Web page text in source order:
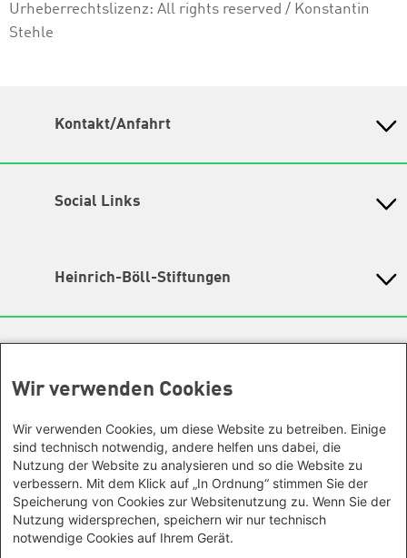
Urheberrechtslizenz: All rights reserved / Konstantin
Stehle
Kontakt/Anfahrt
in der Heinrich-Böll-Stiftung e.V.
Geschäftsstelle
noch Fragen zu einer unserer Veranstaltungen? Sie
haben eine interessante Anregung? Das
Team unserer Geschäftsstellegibt Ihnen gerne Auskunft.
Ansonsten kontaktieren Sie uns gerne auch über unsere
Social Media Kanäle!
Unsere Räumlichkeiten sind leider nicht barrierefrei, wir
Social Links
TikTok
Threads
Mastodon
Heinrich-Böll-Stiftungen
Baden-Württemberg
Berlin
Brandenburg
Bremen
Hamburg
Hessen
Asien
Büro Neu-Delhi - Indien
Büro Phnom Penh - Kambodscha
Büro Südostasien
Büro Seoul - Ostasien | Globaler
Dialog
Afrika
Wir verwenden Cookies
Wir verwenden Cookies, um diese Website zu betreiben. Einige
sind technisch notwendig, andere helfen uns dabei, die
Nutzung der Website zu analysieren und so die Website zu
verbessern. Mit dem Klick auf „In Ordnung“ stimmen Sie der
Speicherung von Cookies zur Websitenutzung zu. Wenn Sie der
Nutzung widersprechen, speichern wir nur technisch
notwendige Cookies auf Ihrem Gerät.